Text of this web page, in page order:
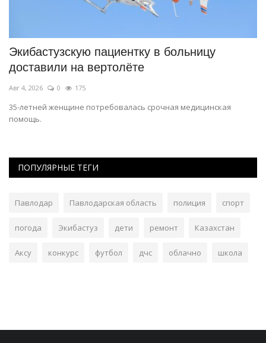
Экибастузскую пациентку в больницу
доставили на вертолёте
Авг 4, 2026 0 175
35-летней женщине потребовалась срочная медицинская
помощь.
ПОПУЛЯРНЫЕ ТЕГИ
Павлодар Павлодарская область полиция спорт
погода Экибастуз дети ремонт Казахстан
Аксу конкурс футбол дчс облачно школа